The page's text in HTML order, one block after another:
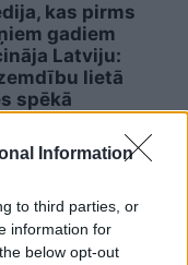
Information
to third parties, or
information for
below opt-out
kas pirms
gadiem
Latviju:
lietā
spēkā